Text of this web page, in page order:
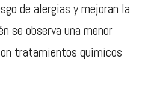
de alergias y mejoran la
se observa una menor
tratamientos químicos